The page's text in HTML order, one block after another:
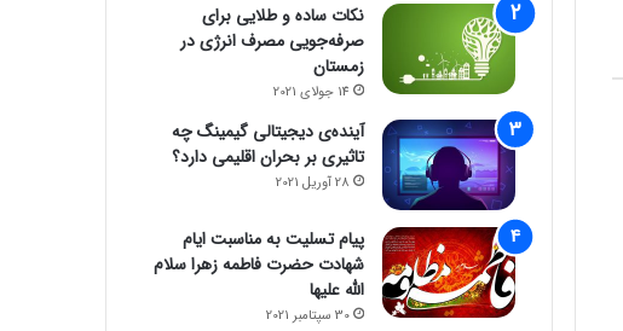
نکات ساده و طلایی برای
صرفه‌جویی مصرف انرژی در
زمستان
14 جولای 2021
آینده‌ی دیجیتالی گیمینگ چه
تاثیری بر بحران اقلیمی دارد؟
28 آوریل 2021
پیام تسلیت به مناسبت ایام
شهادت حضرت فاطمه زهرا سلام
الله علیها
30 سپتامبر 2021